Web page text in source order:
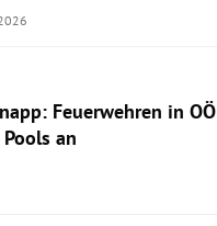
Feuerwehren in OÖ
an